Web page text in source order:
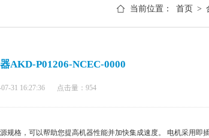
当前位置： 首页 >
AKD-P01206-NCEC-0000
31 16:27:36 点击量： 954
规格，可以帮助您提高机器性能并加快集成速度。 电机采用即